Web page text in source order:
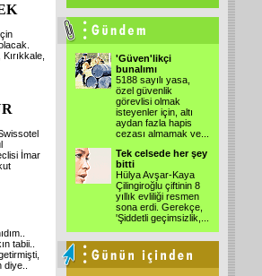
İmar
tabii..
'Güven'likçi
bunalımı
5188 sayılı yasa,
özel güvenlik
görevlisi olmak
isteyenler için, altı
aydan fazla hapis
cezası almamak ve...
Tek celsede her şey
bitti
Hülya Avşar-Kaya
Çilingiroğlu çiftinin 8
yıllık evliliği resmen
sona erdi. Gerekçe,
'Şiddetli geçimsizlik,...